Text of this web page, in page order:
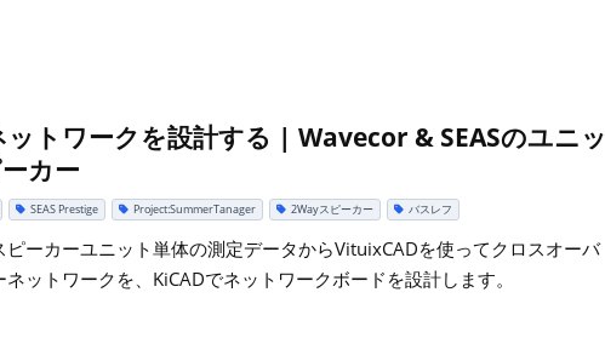
トワークを設計する | Wavecor & SEASのユニッ
カー
SEAS Prestige Project:SummerTanager 2Wayスピーカー バスレフ
ピーカーユニット単体の測定データからVituixCADを使ってクロスオーバ
ネットワークを、KiCADでネットワークボードを設計します。